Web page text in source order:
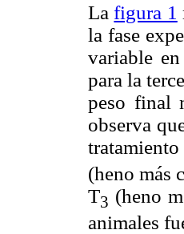
Lafigura 1
la fase
variable
para la
peso final
observa
(heno más
T3 (heno
animales